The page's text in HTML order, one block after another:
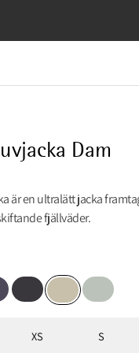
Dam
är en ultralätt jacka
fjällväder.
Stone
RavenClay Mercury
XS S